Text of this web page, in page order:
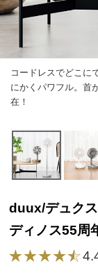
コードレスでどこに
にかくパワフル。首
在！
duux/デュク
ディノス55周